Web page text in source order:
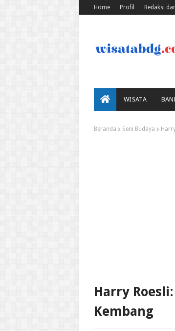
Home Profil Redaksi
WISATA
Beranda Seni Budaya
Harry
Kembang